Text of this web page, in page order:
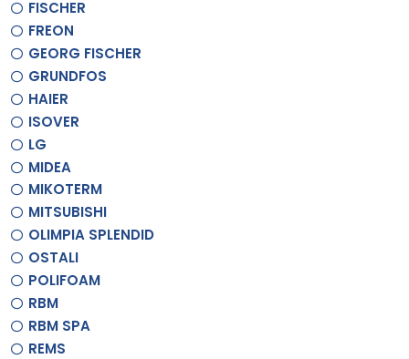
FISCHER
FREON
GEORG FISCHER
GRUNDFOS
HAIER
ISOVER
LG
MIDEA
MIKOTERM
MITSUBISHI
OLIMPIA SPLENDID
OSTALI
POLIFOAM
RBM
RBM SPA
REMS